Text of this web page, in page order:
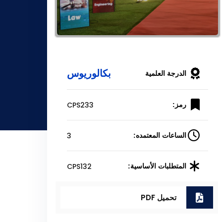
الدرجة العلمية بكالوريوس
رمز: CPS233
الساعات المعتمده: 3
المتطلبات الأساسية: CPS132
تحميل PDF